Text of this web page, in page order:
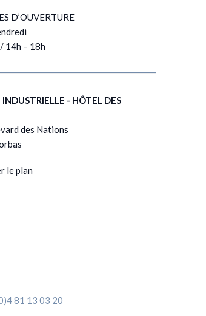
D’OUVERTURE
14h – 18h
- HÔTEL DES
des Nations
le plan
81 13 03 20